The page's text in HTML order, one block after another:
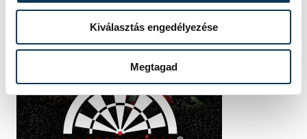
Kiválasztás engedélyezése
Megtagad